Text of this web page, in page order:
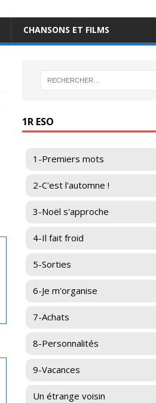
CHANSONS ET FILMS
1R ESO
1-Premiers mots
2-C'est l'automne !
3-Noël s'approche
4-Il fait froid
5-Sorties
6-Je m'organise
7-Achats
8-Personnalités
9-Vacances
Un étrange voisin